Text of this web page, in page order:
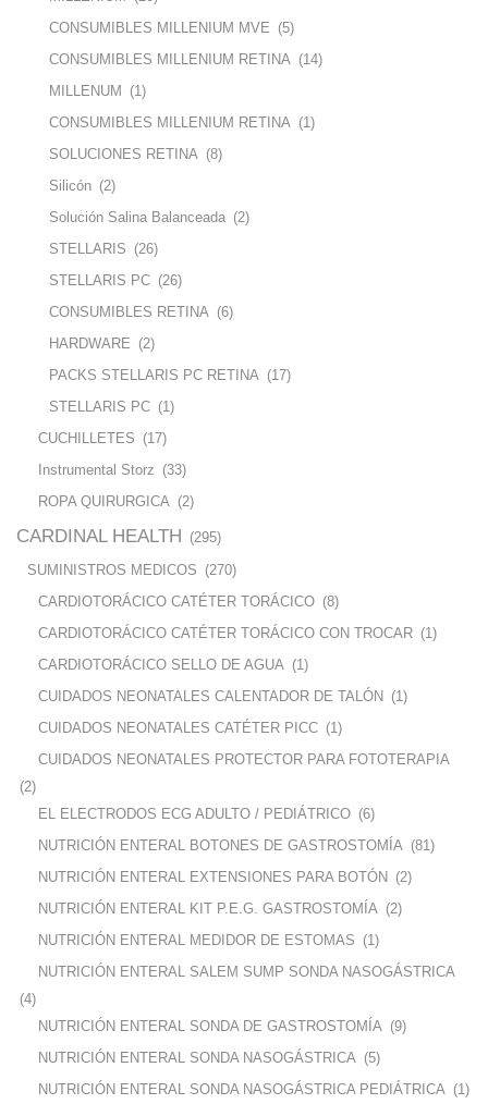
CONSUMIBLES MILLENIUM MVE (5)
CONSUMIBLES MILLENIUM RETINA (14)
MILLENUM
(1)
CONSUMIBLES MILLENIUM RETINA (1)
SOLUCIONES RETINA (8)
Silicón (2)
Solución Salina Balanceada (2)
STELLARIS (26)
STELLARIS PC (26)
CONSUMIBLES RETINA (6)
HARDWARE (2)
PACKS STELLARIS PC RETINA (17)
STELLARIS PC (1)
CUCHILLETES (17)
Instrumental Storz (33)
ROPA QUIRURGICA (2)
CARDINAL HEALTH (295)
SUMINISTROS MEDICOS (270)
CARDIOTORÁCICO CATÉTER TORÁCICO (8)
CARDIOTORÁCICO CATÉTER TORÁCICO CON TROCAR (1)
CARDIOTORÁCICO SELLO DE AGUA (1)
CUIDADOS NEONATALES CALENTADOR DE TALÓN
(1)
CUIDADOS NEONATALES CATÉTER PICC (1)
CUIDADOS NEONATALES PROTECTOR PARA FOTOTERAPIA
(2)
EL ELECTRODOS ECG ADULTO / PEDIÁTRICO (6)
NUTRICIÓN ENTERAL BOTONES DE GASTROSTOMÍA (81)
NUTRICIÓN ENTERAL EXTENSIONES PARA BOTÓN
(2)
NUTRICIÓN ENTERAL KIT P.E.G. GASTROSTOMÍA (2)
NUTRICIÓN ENTERAL MEDIDOR DE ESTOMAS (1)
NUTRICIÓN ENTERAL SALEM SUMP SONDA NASOGÁSTRICA
(4)
NUTRICIÓN ENTERAL SONDA DE GASTROSTOMÍA (9)
NUTRICIÓN ENTERAL SONDA NASOGÁSTRICA (5)
NUTRICIÓN ENTERAL SONDA NASOGÁSTRICA PEDIÁTRICA (1)